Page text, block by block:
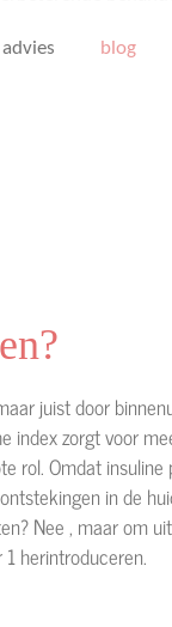
blog
juist door
index zorgt voor
rol. Omdat
in de
Nee , maar om
herintroduceren.